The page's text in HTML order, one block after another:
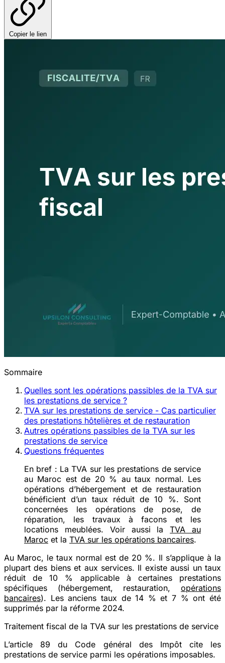
Copier le lien
Sommaire
Quelles sont les opérations passibles de la TVA sur
les prestations de service ?
TVA sur les prestations de service - Cas particulier
des prestations hôtelières et de restauration
Autres opérations passibles de la TVA sur les
prestations de service
Questions fréquentes
En bref : La TVA sur les prestations de service
au Maroc est de 20 % au taux normal. Les
opérations d’hébergement et de restauration
bénéficient d’un taux réduit de 10 %. Sont
concernées les opérations de pose, de
réparation, les travaux à facons et les
locations meublées. Voir aussi laTVA au
Maroc et la TVA sur les opérations bancaires.
Au Maroc, le taux normal est de 20 %. Il s’applique à la
plupart des biens et aux services. Il existe aussi un taux
réduit de10 %
applicable à certaines prestations
spécifiques (hébergement, restauration, opérations
bancaires). Les anciens taux de 14 % et 7 % ont été
supprimés par la réforme 2024.
Traitement fiscal de la TVA sur les prestations de service
L’article 89 du Code général des Impôt cite les
prestations de service parmi les opérations imposables.